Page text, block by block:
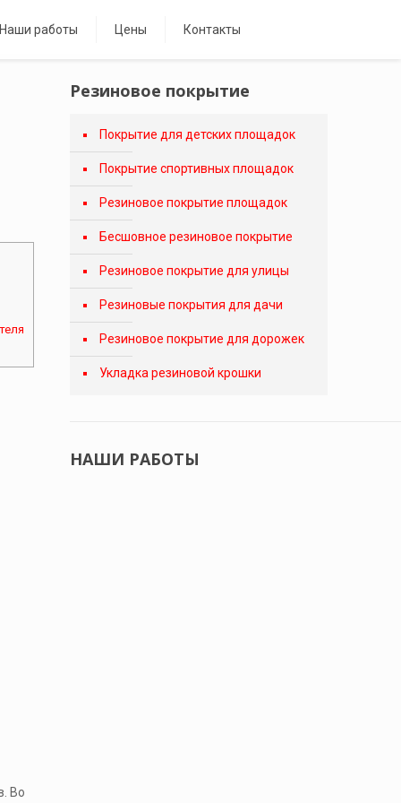
Наши работы Цены Контакты
Во
Резиновое покрытие
Покрытие для детских площадок
Покрытие спортивных площадок
Резиновое покрытие площадок
Бесшовное резиновое покрытие
Резиновое покрытие для улицы
Резиновые покрытия для дачи
Резиновое покрытие для дорожек
Укладка резиновой крошки
НАШИ РАБОТЫ